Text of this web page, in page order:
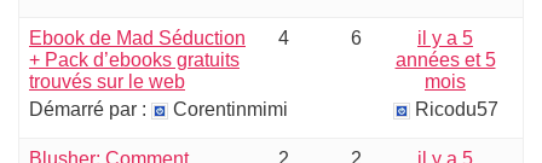
Ebook de Mad Séduction
+ Pack d’ebooks gratuits
trouvés sur le web
Démarré par :
Corentinmimi
4 6
il y a 5
années et 5
mois
Ricodu57
Blusher: Comment
2 2
il y a 5